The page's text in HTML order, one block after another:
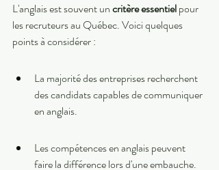
L'anglais est souvent un critère essentiel pour
les recruteurs au Québec. Voici quelques
points à considérer :
La majorité des entreprises recherchent
des candidats capables de communiquer
en anglais.
Les compétences en anglais peuvent
faire la différence lors d'une embauche.